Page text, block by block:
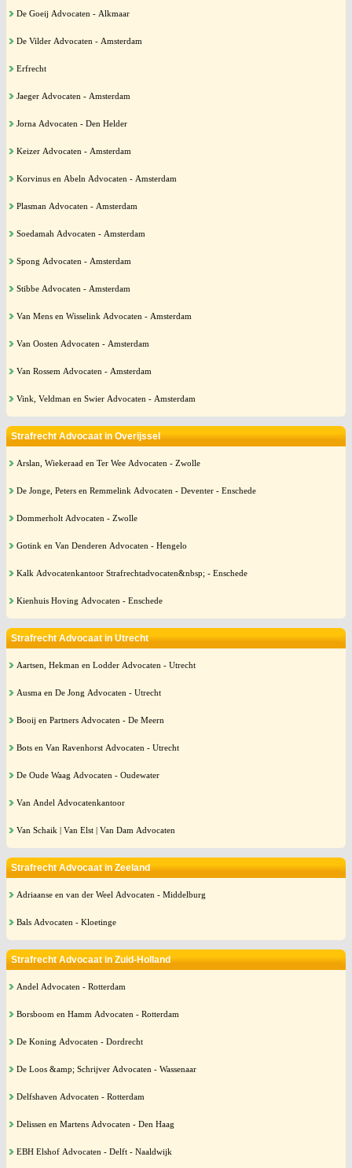
De Goeij Advocaten - Alkmaar
De Vilder Advocaten - Amsterdam
Erfrecht
Jaeger Advocaten - Amsterdam
Jorna Advocaten - Den Helder
Keizer Advocaten - Amsterdam
Korvinus en Abeln Advocaten - Amsterdam
Plasman Advocaten - Amsterdam
Soedamah Advocaten - Amsterdam
Spong Advocaten - Amsterdam
Stibbe Advocaten - Amsterdam
Van Mens en Wisselink Advocaten - Amsterdam
Van Oosten Advocaten - Amsterdam
Van Rossem Advocaten - Amsterdam
Vink, Veldman en Swier Advocaten - Amsterdam
Strafrecht Advocaat in Overijssel
Arslan, Wiekeraad en Ter Wee Advocaten - Zwolle
De Jonge, Peters en Remmelink Advocaten - Deventer - Enschede
Dommerholt Advocaten - Zwolle
Gotink en Van Denderen Advocaten - Hengelo
Kalk Advocatenkantoor Strafrechtadvocaten&nbsp; - Enschede
Kienhuis Hoving Advocaten - Enschede
Strafrecht Advocaat in Utrecht
Aartsen, Hekman en Lodder Advocaten - Utrecht
Ausma en De Jong Advocaten - Utrecht
Booij en Partners Advocaten - De Meern
Bots en Van Ravenhorst Advocaten - Utrecht
De Oude Waag Advocaten - Oudewater
Van Andel Advocatenkantoor
Van Schaik | Van Elst | Van Dam Advocaten
Strafrecht Advocaat in Zeeland
Adriaanse en van der Weel Advocaten - Middelburg
Bals Advocaten - Kloetinge
Strafrecht Advocaat in Zuid-Holland
Andel Advocaten - Rotterdam
Borsboom en Hamm Advocaten - Rotterdam
De Koning Advocaten - Dordrecht
De Loos &amp; Schrijver Advocaten - Wassenaar
Delfshaven Advocaten - Rotterdam
Delissen en Martens Advocaten - Den Haag
EBH Elshof Advocaten - Delft - Naaldwijk